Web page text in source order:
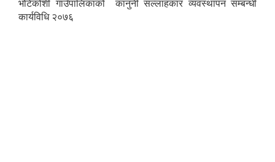
भोटेकोशी गाउँपालिकाको कानुनी सल्लाहकार व्यवस्थापन सम्बन्धी
कार्यविधि २०७६